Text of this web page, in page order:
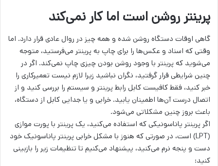
پرینتر روشن است اما کار نمی‌کند
گاهی اوقات دستگاه روشن شده و همه چیز در روال عادی قرار دارد. اما
وقتی که اسناد و عکس‌ها را برای چاپ به پرینتر می‌فرستید، متوجه
می‌شوید که پرینتر با وجود روشن بودن چیزی چاپ نمی‌کند. اگر در
چنین شرایطی قرار گرفتید، نگران نباشید زیرا لازم نیست تعمیرکاری را
خبر کنید، فقط کافیست کابل رابط پرینتر و سیستم را بررسی کنید و از
اتصال درست آن‌ها اطمینان یابید. خرابی و یا جدایی کابل از دستگاه،
باعث بروز چنین مشکلاتی می‌شود.
اگر پرینتر پاناسونیکی که استفاده می‌کنید، یک پرینتر با پورت موازی
(LPT) است، در صورتی که هنوز با مشکل خرابی پرینتر پاناسونیک خود
دست و پنجه نرم می‌کنید، پیشنهاد می‌کنیم تا تنظیمات زیر را بازبینی
کنید: